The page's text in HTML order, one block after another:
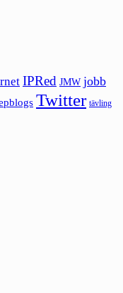
IPRed JMW jobb
Twitter tävling